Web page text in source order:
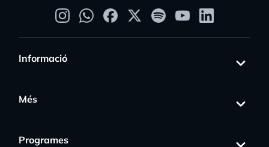
Informació
Més
Programes